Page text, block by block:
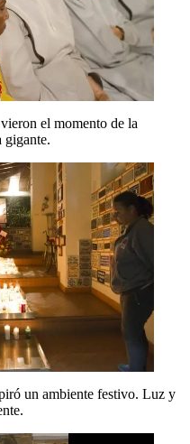
el momento de la
gigante.
un ambiente festivo. Luz y